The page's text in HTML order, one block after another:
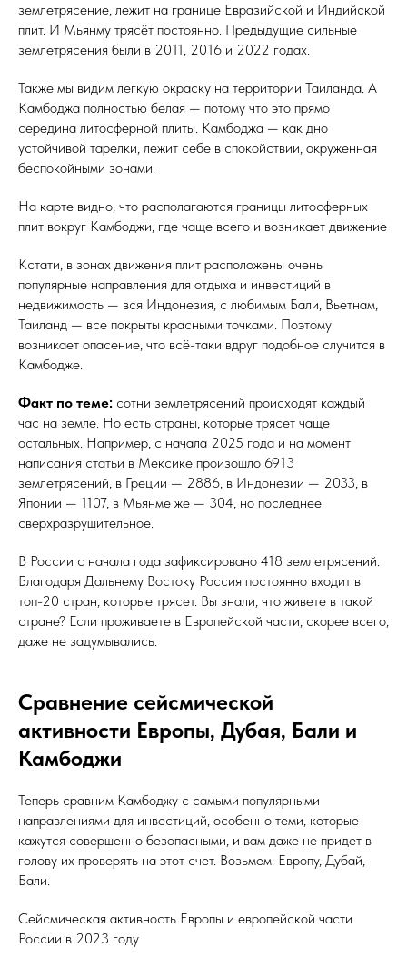
землетрясение, лежит на границе Евразийской и Индийской
плит. И Мьянму трясёт постоянно. Предыдущие сильные
землетрясения были в 2011, 2016 и 2022 годах.
Также мы видим легкую окраску на территории Таиланда. А
Камбоджа полностью белая — потому что это прямо
середина литосферной плиты. Камбоджа — как дно
устойчивой тарелки, лежит себе в спокойствии, окруженная
беспокойными зонами.
На карте видно, что располагаются границы литосферных
плит вокруг Камбоджи, где чаще всего и возникает движение
Кстати, в зонах движения плит расположены очень
популярные направления для отдыха и инвестиций в
недвижимость — вся Индонезия, с любимым Бали, Вьетнам,
Таиланд — все покрыты красными точками. Поэтому
возникает опасение, что всё-таки вдруг подобное случится в
Камбодже.
Факт по теме: сотни землетрясений происходят каждый
час на земле. Но есть страны, которые трясет чаще
остальных. Например, с начала 2025 года и на момент
написания статьи в Мексике произошло 6913
землетрясений, в Греции — 2886, в Индонезии — 2033, в
Японии — 1107, в Мьянме же — 304, но последнее
сверхразрушительное.
В России с начала года зафиксировано 418 землетрясений.
Благодаря Дальнему Востоку Россия постоянно входит в
топ-20 стран, которые трясет. Вы знали, что живете в такой
стране? Если проживаете в Европейской части, скорее всего,
даже не задумывались.
Сравнение сейсмической
активности Европы, Дубая, Бали и
Камбоджи
Теперь сравним Камбоджу с самыми популярными
направлениями для инвестиций, особенно теми, которые
кажутся совершенно безопасными, и вам даже не придет в
голову их проверять на этот счет. Возьмем: Европу, Дубай,
Бали.
Сейсмическая активность Европы и европейской части
России в 2023 году